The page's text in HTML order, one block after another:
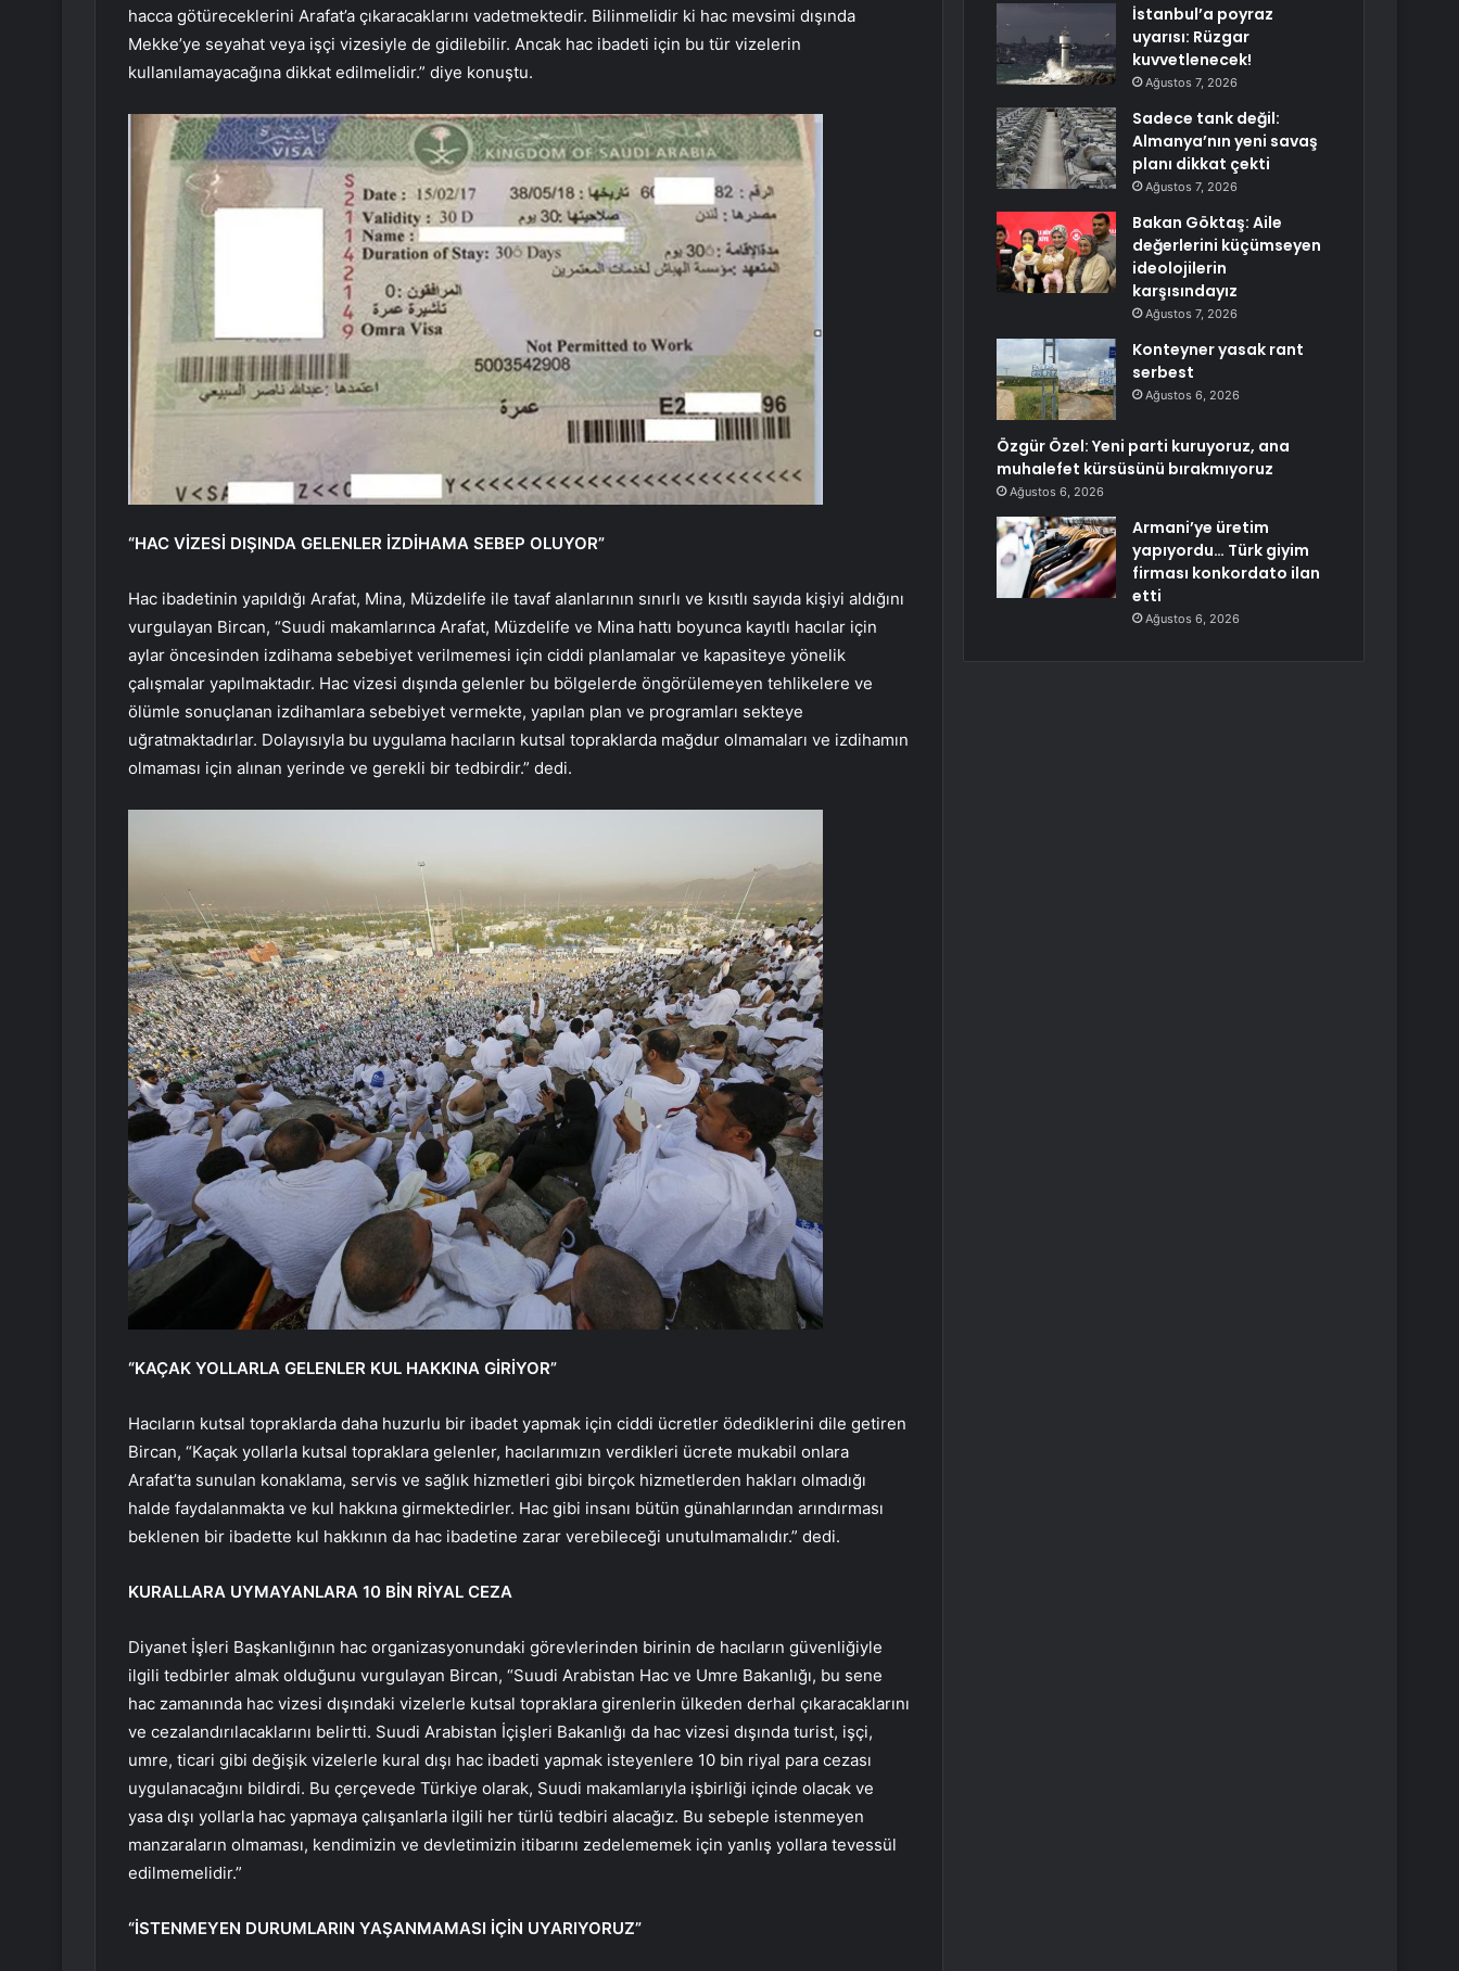
hacca götüreceklerini Arafat’a çıkaracaklarını vadetmektedir. Bilinmelidir ki hac mevsimi dışında
Mekke’ye seyahat veya işçi vizesiyle de gidilebilir. Ancak hac ibadeti için bu tür vizelerin
kullanılamayacağına dikkat edilmelidir.” diye konuştu.
“HAC VİZESİ DIŞINDA GELENLER İZDİHAMA SEBEP OLUYOR”
Hac ibadetinin yapıldığı Arafat, Mina, Müzdelife ile tavaf alanlarının sınırlı ve kısıtlı sayıda kişiyi aldığını
vurgulayan Bircan, “Suudi makamlarınca Arafat, Müzdelife ve Mina hattı boyunca kayıtlı hacılar için
aylar öncesinden izdihama sebebiyet verilmemesi için ciddi planlamalar ve kapasiteye yönelik
çalışmalar yapılmaktadır. Hac vizesi dışında gelenler bu bölgelerde öngörülemeyen tehlikelere ve
ölümle sonuçlanan izdihamlara sebebiyet vermekte, yapılan plan ve programları sekteye
uğratmaktadırlar. Dolayısıyla bu uygulama hacıların kutsal topraklarda mağdur olmamaları ve izdihamın
olmaması için alınan yerinde ve gerekli bir tedbirdir.” dedi.
“KAÇAK YOLLARLA GELENLER KUL HAKKINA GİRİYOR”
Hacıların kutsal topraklarda daha huzurlu bir ibadet yapmak için ciddi ücretler ödediklerini dile getiren
Bircan, “Kaçak yollarla kutsal topraklara gelenler, hacılarımızın verdikleri ücrete mukabil onlara
Arafat’ta sunulan konaklama, servis ve sağlık hizmetleri gibi birçok hizmetlerden hakları olmadığı
halde faydalanmakta ve kul hakkına girmektedirler. Hac gibi insanı bütün günahlarından arındırması
beklenen bir ibadette kul hakkının da hac ibadetine zarar verebileceği unutulmamalıdır.” dedi.
KURALLARA UYMAYANLARA 10 BİN RİYAL CEZA
Diyanet İşleri Başkanlığının hac organizasyonundaki görevlerinden birinin de hacıların güvenliğiyle
ilgili tedbirler almak olduğunu vurgulayan Bircan, “Suudi Arabistan Hac ve Umre Bakanlığı, bu sene
hac zamanında hac vizesi dışındaki vizelerle kutsal topraklara girenlerin ülkeden derhal çıkaracaklarını
ve cezalandırılacaklarını belirtti. Suudi Arabistan İçişleri Bakanlığı da hac vizesi dışında turist, işçi,
umre, ticari gibi değişik vizelerle kural dışı hac ibadeti yapmak isteyenlere 10 bin riyal para cezası
uygulanacağını bildirdi. Bu çerçevede Türkiye olarak, Suudi makamlarıyla işbirliği içinde olacak ve
yasa dışı yollarla hac yapmaya çalışanlarla ilgili her türlü tedbiri alacağız. Bu sebeple istenmeyen
manzaraların olmaması, kendimizin ve devletimizin itibarını zedelememek için yanlış yollara tevessül
edilmemelidir.”
“İSTENMEYEN DURUMLARIN YAŞANMAMASI İÇİN UYARIYORUZ”
İstanbul’a poyraz
uyarısı: Rüzgar
kuvvetlenecek!
Ağustos 7, 2026
Sadece tank değil:
Almanya’nın yeni savaş
planı dikkat çekti
Ağustos 7, 2026
Bakan Göktaş: Aile
değerlerini küçümseyen
ideolojilerin
karşısındayız
Ağustos 7, 2026
Konteyner yasak rant
serbest
Ağustos 6, 2026
Özgür Özel: Yeni parti kuruyoruz, ana
muhalefet kürsüsünü bırakmıyoruz
Ağustos 6, 2026
Armani’ye üretim
yapıyordu… Türk giyim
firması konkordato ilan
etti
Ağustos 6, 2026